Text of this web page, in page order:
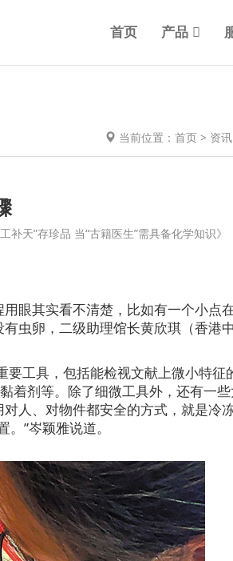
首页 产品
当前位置： 首页> 资讯
天”存珍品 当“古籍医生”需具备化学知识》
眼其实看不清楚，比如有一个小点
虫卵，二级助理馆长黄欣琪（香港
要工具，包括能检视文献上微小特征
着剂等。除了细微工具外，还有一些
人、对物件都安全的方式，就是冷
”岑颖雅说道。